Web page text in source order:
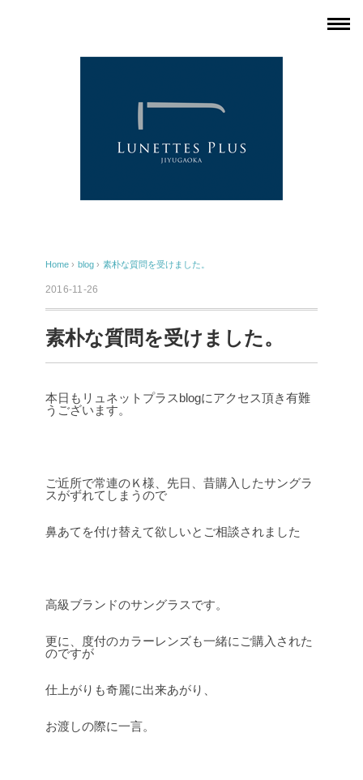
Home › blog › 素朴な質問を受けました。
2016-11-26
素朴な質問を受けました。
本日もリュネットプラスblogにアクセス頂き有難
うございます。
ご近所で常連のＫ様、先日、昔購入したサングラ
スがずれてしまうので
鼻あてを付け替えて欲しいとご相談されました
高級ブランドのサングラスです。
更に、度付のカラーレンズも一緒にご購入された
のですが
仕上がりも奇麗に出来あがり、
お渡しの際に一言。